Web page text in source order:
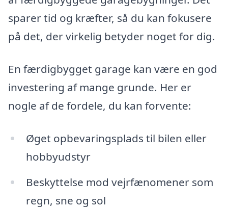
sparer tid og kræfter, så du kan fokusere
på det, der virkelig betyder noget for dig.
En færdigbygget garage kan være en god
investering af mange grunde. Her er
nogle af de fordele, du kan forvente:
Øget opbevaringsplads til bilen eller
hobbyudstyr
Beskyttelse mod vejrfænomener som
regn, sne og sol